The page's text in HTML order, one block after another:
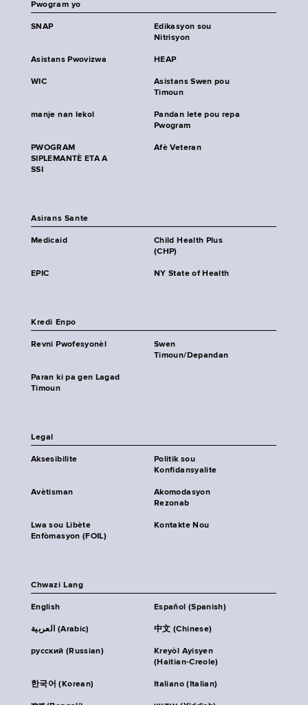
Pwogram yo
SNAP
Edikasyon sou
Nitrisyon
Asistans Pwovizwa HEAP
WIC
Asistans Swen pou
Timoun
manje nan lekol
Pandan lete pou repa
Pwogram
PWOGRAM
SIPLEMANTÈ ETA A
SSI
Afè Veteran
Asirans Sante
Medicaid
Child Health Plus
(CHP)
EPIC NY State of Health
Kredi Enpo
Revni Pwofesyonèl
Swen
Timoun/Depandan
Paran ki pa gen Lagad
Timoun
Legal
Aksesibilite
Politik sou
Konfidansyalite
Avètisman
Akomodasyon
Rezonab
Lwa sou Libète
Enfòmasyon (FOIL)
Kontakte Nou
Chwazi Lang
English Español (Spanish)
العربية (Arabic) 中文 (Chinese)
русский (Russian)
Kreyòl Ayisyen
(Haitian-Creole)
한국어 (Korean) Italiano (Italian)